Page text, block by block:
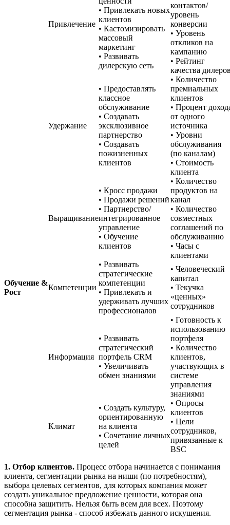
Привлечение
• Привлекать новых
клиентов
• Кастомизировать
массовый
маркетинг
• Развивать
дилерскую сеть
контактов/
уровень
конверсии
• Уровень
откликов на
кампанию
• Рейтинг
качества
Удержание
• Предоставлять
классное
обслуживание
• Создавать
эксклюзивное
партнерство
• Создавать
пожизненных
клиентов
• Количество
премиальных
клиентов
• Процент
от одного
источника
• Уровни
обслуживания
(по каналам)
• Стоимость
клиента
Выращивание
• Кросс продажи
• Продажи решений
• Партнерство/
интегрированное
управление
• Обучение
клиентов
• Количество
продуктов на
канал
• Количество
совместных
соглашений по
обслуживанию
• Часы с
клиентами
Обучение &
Рост
Компетенции
• Развивать
стратегические
компетенции
• Привлекать и
удерживать лучших
профессионалов
• Человеческий
капитал
• Текучка
«ценных»
сотрудников
Информация
• Развивать
стратегический
портфель CRM
• Увеличивать
обмен знаниями
• Готовность к
использованию
портфеля
• Количество
клиентов,
участвующих в
системе
управления
знаниями
Климат
• Создать культуру,
ориентированную
на клиента
• Сочетание личных
целей
• Опросы
клиентов
• Цели
сотрудников,
привязанные к
BSC
1. Отбор клиентов. Процесс отбора начинается с понимания
клиента, сегментации рынка на ниши (по потребностям),
выбора целевых сегментов, для которых компания может
создать уникальное предложение ценности, которая она
способна защитить. Нельзя быть всем для всех. Поэтому
сегментация рынка - способ избежать данного искушения.